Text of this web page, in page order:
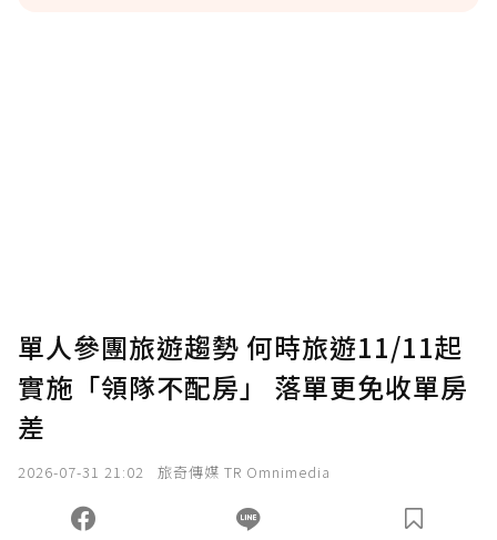
確認送出
您當前剩餘 U 利點數：0點；前往 購買點數
單人參團旅遊趨勢 何時旅遊11/11起
實施「領隊不配房」 落單更免收單房
差
2026-07-31 21:02 旅奇傳媒 TR Omnimedia